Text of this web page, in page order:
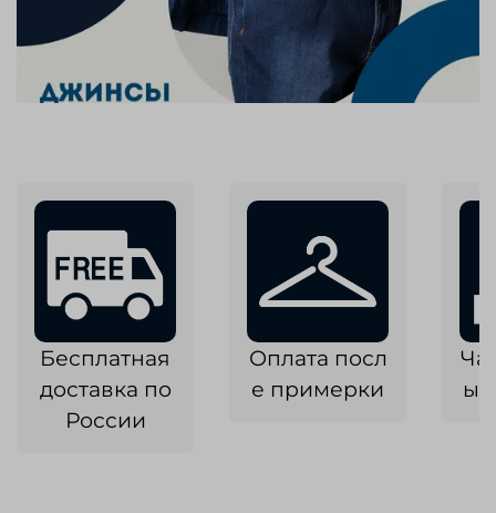
Бесплатная
доставка по
России
Оплата посл
е примерки